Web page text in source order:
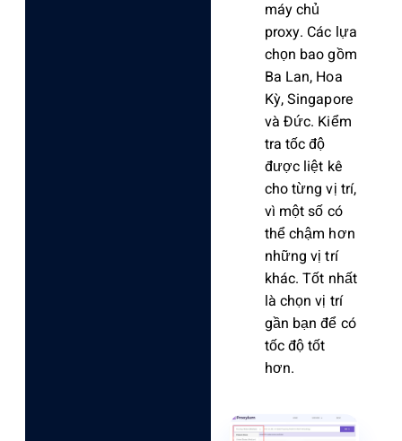
máy chủ
proxy. Các lựa
chọn bao gồm
Ba Lan, Hoa
Kỳ, Singapore
và Đức. Kiểm
tra tốc độ
được liệt kê
cho từng vị trí,
vì một số có
thể chậm hơn
những vị trí
khác. Tốt nhất
là chọn vị trí
gần bạn để có
tốc độ tốt
hơn.